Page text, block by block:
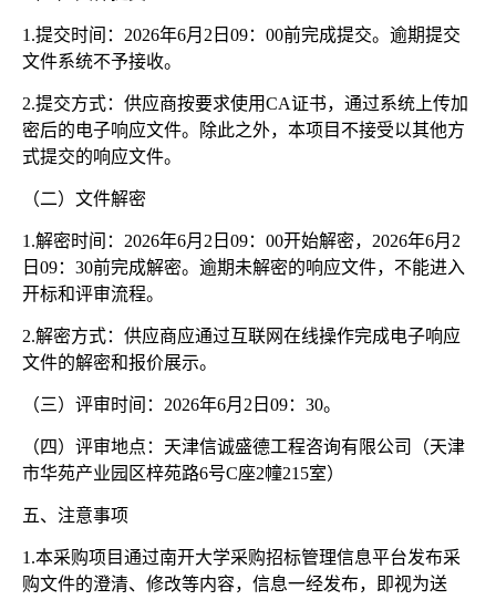
1.提交时间：2026年6月2日09：00前完成提交。逾期提交
文件系统不予接收。
2.提交方式：供应商按要求使用CA证书，通过系统上传加
密后的电子响应文件。除此之外，本项目不接受以其他方
式提交的响应文件。
（二）文件解密
1.解密时间：2026年6月2日09：00开始解密，2026年6月2
日09：30前完成解密。逾期未解密的响应文件，不能进入
开标和评审流程。
2.解密方式：供应商应通过互联网在线操作完成电子响应
文件的解密和报价展示。
（三）评审时间： 2026年6月2日09：30。
（四）评审地点：天津信诚盛德工程咨询有限公司（天津
市华苑产业园区梓苑路6号C座2幢215室）
五、注意事项
1.本采购项目通过南开大学采购招标管理信息平台发布采
购文件的澄清、修改等内容，信息一经发布，即视为送